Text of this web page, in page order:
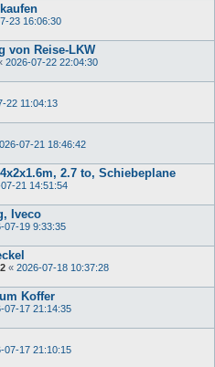
23 16:06:30
von Reise-LKW
2026-07-22 22:04:30
22 11:04:13
07-21 18:46:42
2.7 to, Schiebeplane
21 14:51:54
Iveco
07-19 9:33:35
« 2026-07-18 10:37:28
Koffer
07-17 21:14:35
07-17 21:10:15